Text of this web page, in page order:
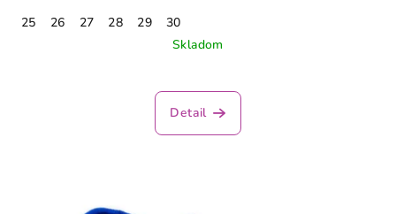
25
26 27 28 29
30
Skladom
hodnotenie
produktu
Detail